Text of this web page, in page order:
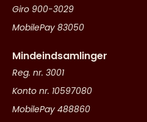
Giro 900-3029
MobilePay 83050
Mindeindsamlinger
Reg. nr. 3001
Konto nr. 10597080
MobilePay 488860